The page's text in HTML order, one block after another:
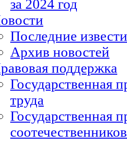
за 2024 год
Последние
Архив новостей
поддержка
Государственная
труда
Государственная
соотечественников